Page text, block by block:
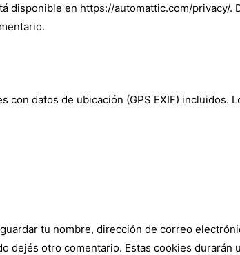
disponible en https://automattic.com/privacy/
con datos de ubicación (GPS EXIF)
tu nombre, dirección de correo
dejés otro comentario. Estas cookies durarán